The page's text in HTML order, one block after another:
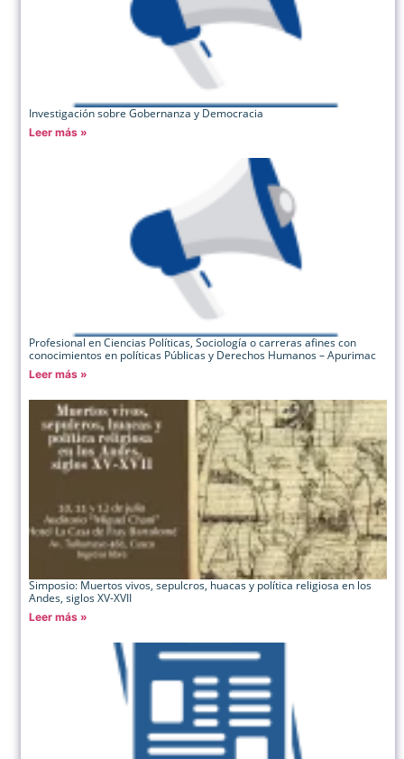
Investigación sobre Gobernanza y Democracia
Leer más »
Profesional en Ciencias Políticas, Sociología o carreras afines con
conocimientos en políticas Públicas y Derechos Humanos – Apurimac
Leer más »
Simposio: Muertos vivos, sepulcros, huacas y política religiosa en los
Andes, siglos XV-XVII
Leer más »